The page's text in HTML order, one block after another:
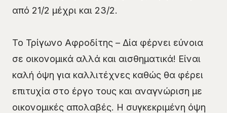
από 21/2 μέχρι και 23/2.
Το Τρίγωνο Αφροδίτης – Δία φέρνει εύνοια
σε οικονομικά αλλά και αισθηματικά! Είναι
καλή όψη για καλλιτέχνες καθώς θα φέρει
επιτυχία στο έργο τους και αναγνώριση με
οικονομικές απολαβές. Η συγκεκριμένη όψη